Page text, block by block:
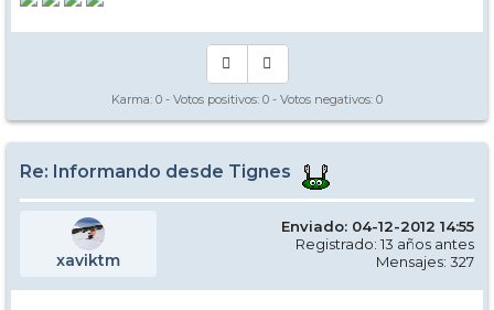
Karma: 0 - Votos positivos: 0 - Votos negativos: 0
Re: Informando desde Tignes
xaviktm
Enviado: 04-12-2012 14:55
Registrado: 13 años antes
Mensajes: 327